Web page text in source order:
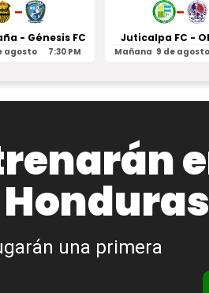
-
- Génesis FC
agosto 7:30 PM
-
Juticalpa FC -
Mañana 9 de agosto
una primera